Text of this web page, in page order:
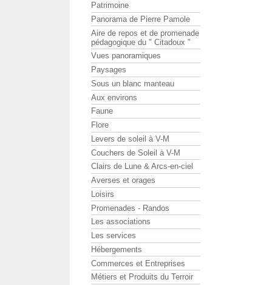
Patrimoine
Panorama de Pierre Pamole
Aire de repos et de promenade
pédagogique du " Citadoux "
Vues panoramiques
Paysages
Sous un blanc manteau
Aux environs
Faune
Flore
Levers de soleil à V-M
Couchers de Soleil à V-M
Clairs de Lune & Arcs-en-ciel
Averses et orages
Loisirs
Promenades - Randos
Les associations
Les services
Hébergements
Commerces et Entreprises
Métiers et Produits du Terroir